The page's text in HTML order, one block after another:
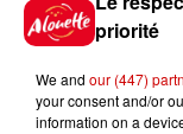
priorité
We and our (447)
your consent and/or
information on a